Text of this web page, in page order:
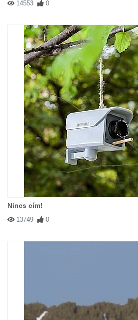
14553 0
Nincs cím!
13749 0